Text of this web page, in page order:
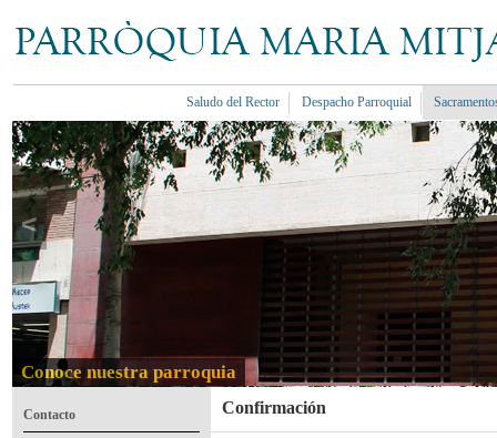
Saludo del Rector Despacho Parroquial
Conoce nuestra parroquia
<
Contacto Confirmación